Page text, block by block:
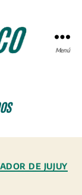
Menú
DE JUJUY